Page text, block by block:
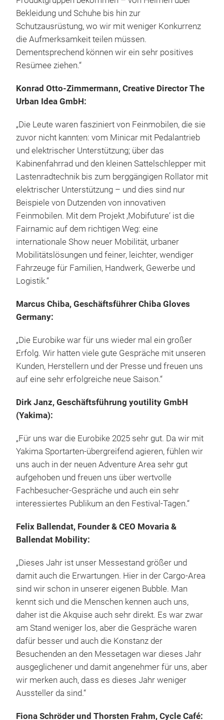
Bekleidung und Schuhe bis hin zur
Schutzausrüstung, wo wir mit weniger Konkurrenz
die Aufmerksamkeit teilen müssen.
Dementsprechend können wir ein sehr positives
Resümee ziehen.“
Konrad Otto-Zimmermann, Creative Director The
Urban Idea GmbH:
„Die Leute waren fasziniert von Feinmobilen, die sie
zuvor nicht kannten: vom Minicar mit Pedalantrieb
und elektrischer Unterstützung; über das
Kabinenfahrrad und den kleinen Sattelschlepper mit
Lastenradtechnik bis zum berggängigen Rollator mit
elektrischer Unterstützung – und dies sind nur
Beispiele von Dutzenden von innovativen
Feinmobilen. Mit dem Projekt ‚Mobifuture‘ ist die
Fairnamic auf dem richtigen Weg: eine
internationale Show neuer Mobilität, urbaner
Mobilitätslösungen und feiner, leichter, wendiger
Fahrzeuge für Familien, Handwerk, Gewerbe und
Logistik.“
Marcus Chiba, Geschäftsführer Chiba Gloves
Germany:
„Die Eurobike war für uns wieder mal ein großer
Erfolg. Wir hatten viele gute Gespräche mit unseren
Kunden, Herstellern und der Presse und freuen uns
auf eine sehr erfolgreiche neue Saison.“
Dirk Janz, Geschäftsführung youtility GmbH
(Yakima):
„Für uns war die Eurobike 2025 sehr gut. Da wir mit
Yakima Sportarten-übergreifend agieren, fühlen wir
uns auch in der neuen Adventure Area sehr gut
aufgehoben und freuen uns über wertvolle
Fachbesucher-Gespräche und auch ein sehr
interessiertes Publikum an den Festival-Tagen.“
Felix Ballendat, Founder & CEO Movaria &
Ballendat Mobility:
„Dieses Jahr ist unser Messestand größer und
damit auch die Erwartungen. Hier in der Cargo-Area
sind wir schon in unserer eigenen Bubble. Man
kennt sich und die Menschen kennen auch uns,
daher ist die Akquise auch sehr direkt. Es war zwar
am Stand weniger los, aber die Gespräche waren
dafür besser und auch die Konstanz der
Besuchenden an den Messetagen war dieses Jahr
ausgeglichener und damit angenehmer für uns, aber
wir merken auch, dass es dieses Jahr weniger
Aussteller da sind.“
Fiona Schröder und Thorsten Frahm, Cycle Café: